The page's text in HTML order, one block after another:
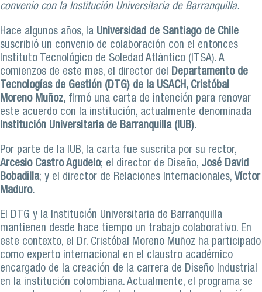
convenio con la Institución Universitaria de Barranquilla.
Hace algunos años, la Universidad de Santiago de Chile
suscribió un convenio de colaboración con el entonces
Instituto Tecnológico de Soledad Atlántico (ITSA). A
comienzos de este mes, el director del
Departamento de
Tecnologías de Gestión (DTG) de la USACH, Cristóbal
Moreno Muñoz, firmó una carta de intención para renovar
este acuerdo con la institución, actualmente denominada
Institución Universitaria de Barranquilla (IUB).
Por parte de la IUB, la carta fue suscrita por su rector,
Arcesio Castro Agudelo; el director de Diseño, José David
Bobadilla; y el director de Relaciones Internacionales, Víctor
Maduro.
El DTG y la Institución Universitaria de Barranquilla
mantienen desde hace tiempo un trabajo colaborativo. En
este contexto, el Dr. Cristóbal Moreno Muñoz ha participado
como experto internacional en el claustro académico
encargado de la creación de la carrera de Diseño Industrial
en la institución colombiana. Actualmente, el programa se